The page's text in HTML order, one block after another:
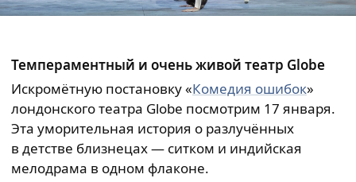
Темпераментный и очень живой театр Globe
Искромётную постановку «Комедия ошибок»
лондонского театра Globe посмотрим 17 января.
Эта уморительная история о разлучённых
в детстве близнецах — ситком и индийская
мелодрама в одном флаконе.